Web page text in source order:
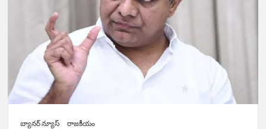
బ్యానర్ న్యూస్ రాజకీయం